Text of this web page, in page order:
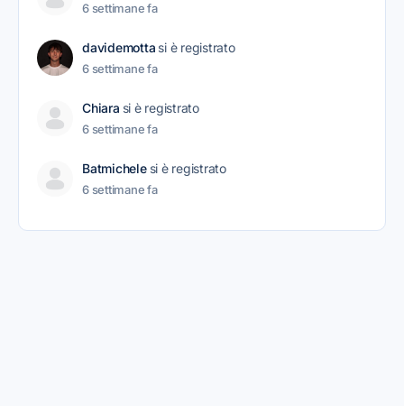
6 settimane fa
davidemotta si è registrato
6 settimane fa
Chiara si è registrato
6 settimane fa
Batmichele si è registrato
6 settimane fa